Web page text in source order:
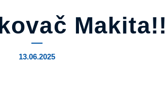
Makita!!
13.06.2025